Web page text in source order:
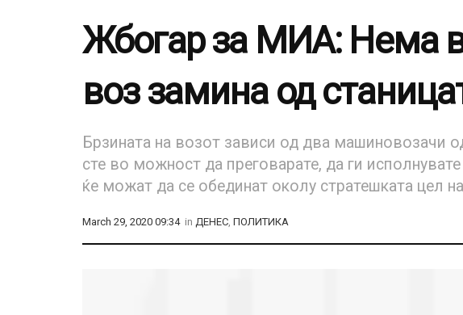
Жбогар за МИА: Нема
воз замина од
Брзината на возот зависи од два машиновозачи
сте во можност да преговарате, да ги
ќе можат да се обединат околу стратешката цел
March 29, 2020 09:34 in ДЕНЕС, ПОЛИТИКА